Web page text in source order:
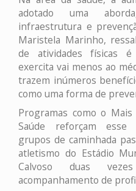
adotado uma
infraestrutura e
Maristela Marinho,
de atividades físicas é
exercita vai menos ao
trazem inúmeros
como uma forma de
Programas como o Mais
Saúde reforçam esse
grupos de caminhada
atletismo do Estádio
Calvoso duas
acompanhamento de